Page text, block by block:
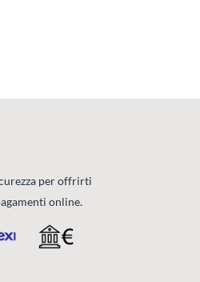
per offrirti
online.